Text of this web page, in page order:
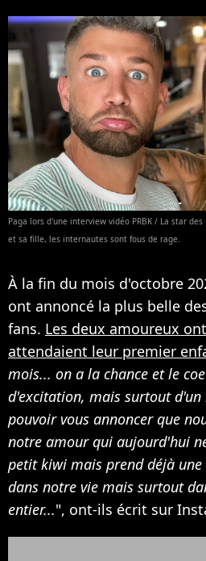
Paga lors d'une interview vidéo PRBK / La star
et sa fille, les internautes sont fous de rage.
À la fin du mois d'octobre
ont annoncé la plus belle
fans. Les deux amoureux
attendaient leur premier
mois... on a la chance et le
d'excitation, mais surtout
pouvoir vous annoncer que
notre amour qui aujourd'hui
petit kiwi mais prend déjà une
dans notre vie mais surtout
entier...", ont-ils écrit sur